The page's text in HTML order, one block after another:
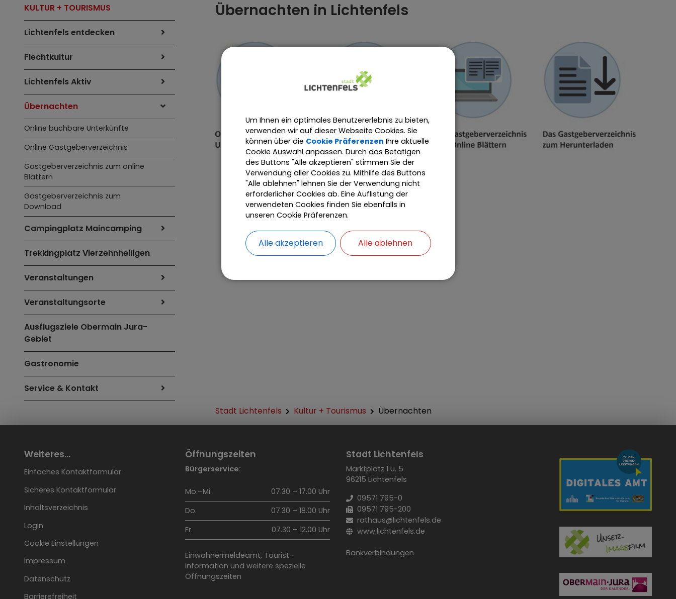
KULTUR + TOURISMUS
Lichtenfels entdecken
Flechtkultur
Lichtenfels Aktiv
Übernachten
Online buchbare Unterkünfte
Online Gastgeberverzeichnis
Gastgeberverzeichnis zum online
Blättern
Gastgeberverzeichnis zum
Download
Campingplatz Maincamping
Trekkingplatz Vierzehnheiligen
Veranstaltungen
Veranstaltungsorte
Ausflugsziele Obermain Jura-
Gebiet
Gastronomie
Service & Kontakt
Stadt Lichtenfels
Kultur + Tourismus Übernachten
Übernachten in Lichtenfels
Weiteres...
Einfaches Kontaktformular
Sicheres Kontaktformular
Inhaltsverzeichnis
Login
Cookie Einstellungen
Impressum
Datenschutz
Barrierefreiheit
Öffnungszeiten
Bürgerservice:
Mo.–Mi.
07.30 – 17.00 Uhr
Do.
07.30 – 18.00 Uhr
Fr.
07.30 – 12.00 Uhr
Einwohnermeldeamt, Tourist-
Information und weitere spezielle
Öffnungszeiten
Stadt Lichtenfels
Marktplatz 1 u. 5
96215 Lichtenfels
09571 795-0
09571 795-200
rathaus@lichtenfels.de
www.lichtenfels.de
Bankverbindungen
Um Ihnen ein optimales Benutzererlebnis zu bieten,
verwenden wir auf dieser Webseite Cookies. Sie
können über die Cookie Präferenzen Ihre aktuelle
Cookie Auswahl anpassen. Durch das Betätigen
des Buttons "Alle akzeptieren" stimmen Sie der
Verwendung aller Cookies zu. Mithilfe des Buttons
"Alle ablehnen" lehnen Sie der Verwendung nicht
erforderlicher Cookies ab. Eine Auflistung der
verwendeten Cookies finden Sie ebenfalls in
unseren Cookie Präferenzen.
Alle akzeptieren Alle ablehnen